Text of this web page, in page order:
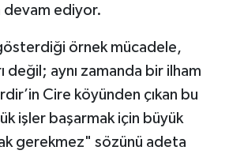
devam ediyor.
örnek mücadele,
değil; aynı zamanda bir ilham
Cire köyünden çıkan bu
işler başarmak için büyük
gerekmez" sözünü adeta